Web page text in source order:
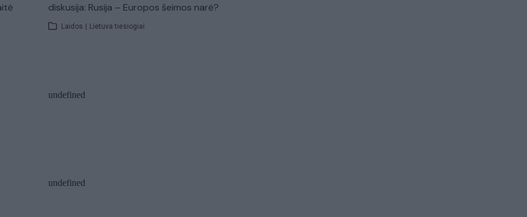
diskusija: Rusija – Europos šeimos narė?
Laidos | Lietuva tiesiogiai